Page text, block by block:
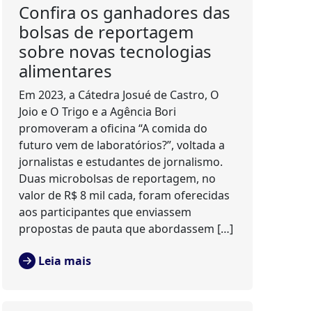
Confira os ganhadores das
bolsas de reportagem
sobre novas tecnologias
alimentares
Em 2023, a Cátedra Josué de Castro, O
Joio e O Trigo e a Agência Bori
promoveram a oficina “A comida do
futuro vem de laboratórios?”, voltada a
jornalistas e estudantes de jornalismo.
Duas microbolsas de reportagem, no
valor de R$ 8 mil cada, foram oferecidas
aos participantes que enviassem
propostas de pauta que abordassem […]
Leia mais